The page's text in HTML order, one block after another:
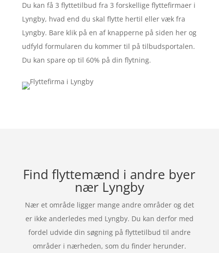
Du kan få 3 flyttetilbud fra 3 forskellige flyttefirmaer i
Lyngby, hvad end du skal flytte hertil eller væk fra
Lyngby. Bare klik på en af knapperne på siden her og
udfyld formularen du kommer til på tilbudsportalen.
Du kan spare op til 60% på din flytning.
Find flyttemænd i andre byer
nær Lyngby
Nær et område ligger mange andre områder og det
er ikke anderledes med Lyngby. Du kan derfor med
fordel udvide din søgning på flyttetilbud til andre
områder i nærheden, som du finder herunder.